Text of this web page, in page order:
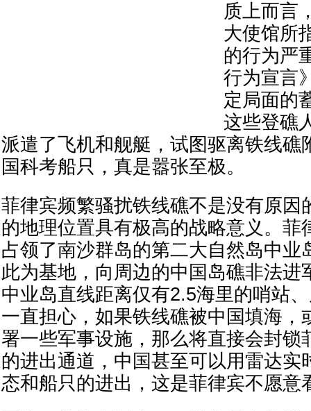
质上而言
大使馆所
的行为严
行为宣言
定局面的
这些登礁
派遣了飞机和舰艇，试图驱离铁线礁
国科考船只，真是嚣张至极。
菲律宾频繁骚扰铁线礁不是没有原因
的地理位置具有极高的战略意义。菲
占领了南沙群岛的第二大自然岛中业
此为基地，向周边的中国岛礁非法进
中业岛直线距离仅有2.5海里的哨站
一直担心，如果铁线礁被中国填海，
署一些军事设施，那么将直接会封锁
的进出通道，中国甚至可以用雷达实
态和船只的进出，这是菲律宾不愿意